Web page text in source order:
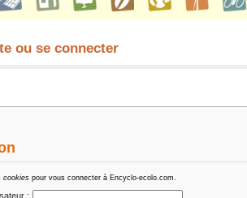
ou se connecter
cookies pour vous connecter à Encyclo-ecolo.com.
: